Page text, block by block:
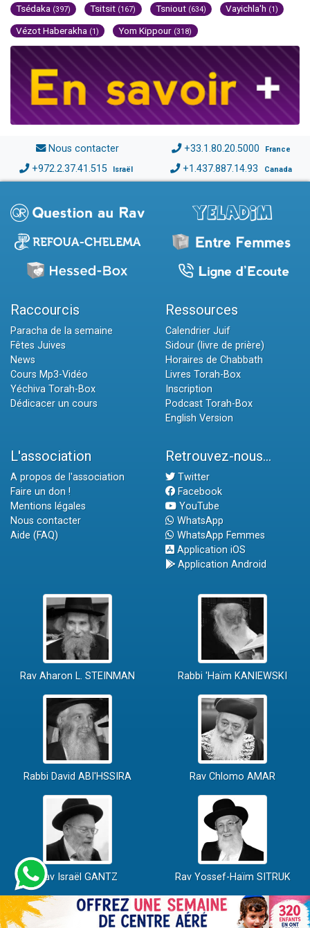
Tsédaka (397) Tsitsit (167) Tsniout (634) Vayichla'h (1)
Vézot Haberakha (1) Yom Kippour (318)
Nous contacter +33.1.80.20.5000 France
+972.2.37.41.515 Israël +1.437.887.14.93 Canada
Raccourcis
Paracha de la semaine
Fêtes Juives
News
Cours Mp3-Vidéo
Yéchiva Torah-Box
Dédicacer un cours
Ressources
Calendrier Juif
Sidour (livre de prière)
Horaires de Chabbath
Livres Torah-Box
Inscription
Podcast Torah-Box
English Version
L'association
A propos de l'association
Faire un don !
Mentions légales
Nous contacter
Aide (FAQ)
Retrouvez-nous...
Twitter
Facebook
YouTube
WhatsApp
WhatsApp Femmes
Application iOS
Application Android
Rav Aharon L. STEINMAN Rabbi 'Haïm KANIEWSKI
Rabbi David ABI'HSSIRA Rav Chlomo AMAR
Rav Israël GANTZ Rav Yossef-Haïm SITRUK